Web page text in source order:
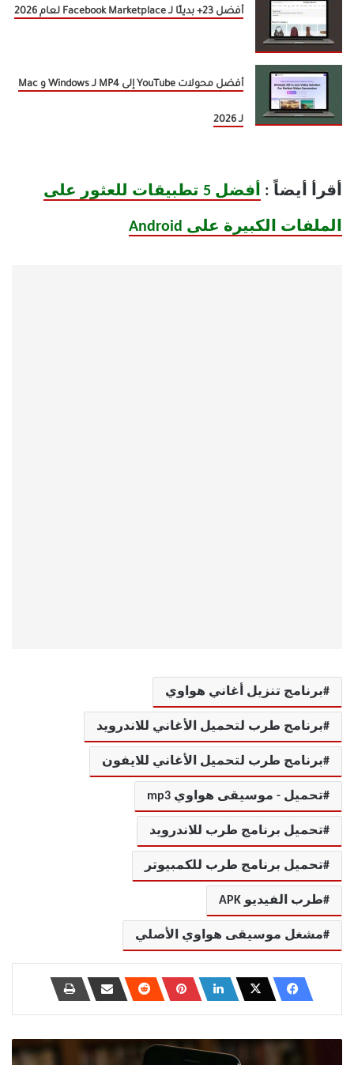
أفضل 23+ بديلًا لـ Facebook Marketplace لعام 2026
أفضل محولات YouTube إلى MP4 لـ Windows و Mac
لـ 2026
أقرأ أيضاً : أفضل 5 تطبيقات للعثور على
الملفات الكبيرة على Android
برنامج تنزيل أغاني هواوي
برنامج طرب لتحميل الأغاني للاندرويد
برنامج طرب لتحميل الأغاني للايفون
تحميل - موسيقى هواوي mp3
تحميل برنامج طرب للاندرويد
تحميل برنامج طرب للكمبيوتر
طرب الفيديو APK
مشغل موسيقى هواوي الأصلي